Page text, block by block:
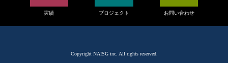
実績 プロジェクト お問い合わせ
Copyright NAISG inc. All rights reserved.